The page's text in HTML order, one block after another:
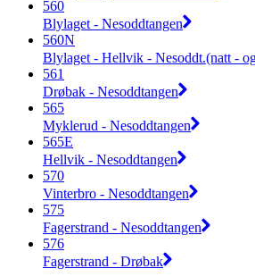
560
Blylaget - Nesoddtangen
560N
Blylaget - Hellvik - Nesoddt.(natt -
561
Drøbak - Nesoddtangen
565
Myklerud - Nesoddtangen
565E
Hellvik - Nesoddtangen
570
Vinterbro - Nesoddtangen
575
Fagerstrand - Nesoddtangen
576
Fagerstrand - Drøbak